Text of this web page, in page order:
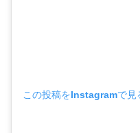
この投稿をInstagramで見